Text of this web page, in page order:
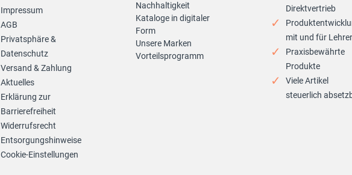
Direktvertrieb
mit und für Lehrer
Praxisbewährte
Produkte
Viele Artikel
steuerlich
Nachhaltigkeit
Kataloge in digitaler
Form
Unsere Marken
Vorteilsprogramm
Impressum
AGB
Privatsphäre &
Datenschutz
Versand & Zahlung
Aktuelles
Erklärung zur
Barrierefreiheit
Widerrufsrecht
Entsorgungshinweise
Cookie-Einstellungen